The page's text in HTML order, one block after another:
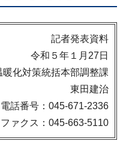
記者発表資料
令和５年１月27日
暖化対策統括本部調整課
東田建治
電話番号：045-671-2336
ファクス：045-663-5110